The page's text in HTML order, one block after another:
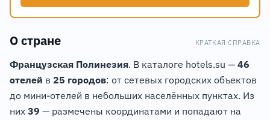
О стране КРАТКАЯ СПРАВКА
Французская Полинезия. В каталоге hotels.su — 46
отелей в 25 городов: от сетевых городских объектов
до мини-отелей в небольших населённых пунктах. Из
них 39 — размечены координатами и попадают на